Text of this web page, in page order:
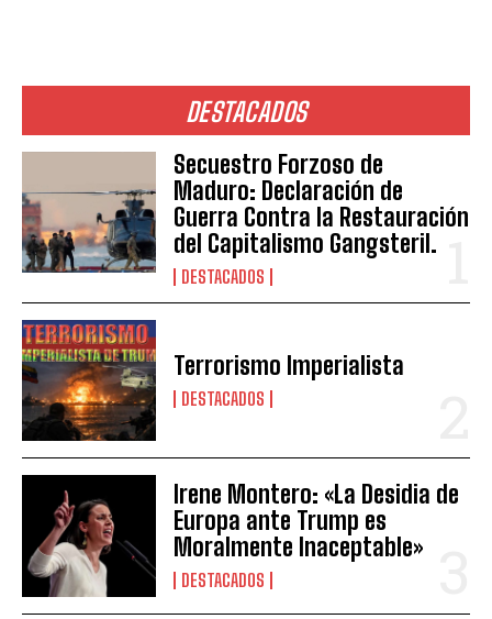
DESTACADOS
Secuestro Forzoso de
Maduro: Declaración de
Guerra Contra la Restauración
del Capitalismo Gangsteril.
DESTACADOS
Terrorismo Imperialista
DESTACADOS
Irene Montero: «La Desidia de
Europa ante Trump es
Moralmente Inaceptable»
DESTACADOS